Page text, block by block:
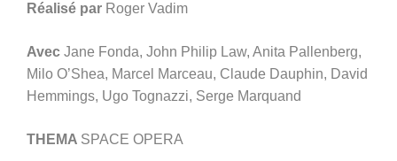
Réalisé par Roger Vadim
Avec Jane Fonda, John Philip Law, Anita Pallenberg,
Milo O’Shea, Marcel Marceau, Claude Dauphin, David
Hemmings, Ugo Tognazzi, Serge Marquand
THEMA SPACE OPERA